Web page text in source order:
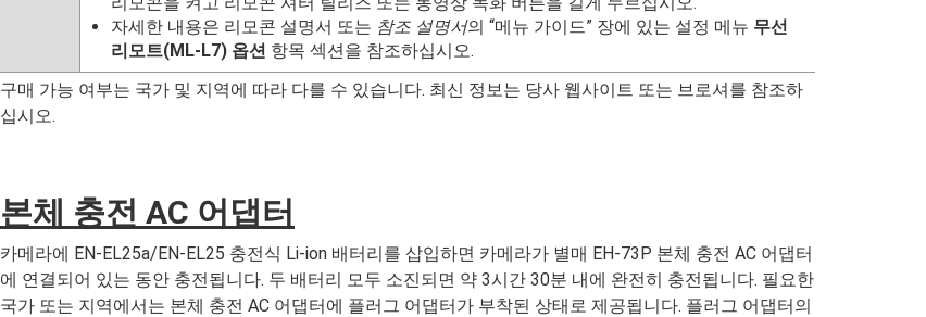
자세한 내용은 리모콘 설명서 또는 참조 설명서의 “메뉴 가이드” 장에 있는 설정 메뉴 무선
리모트(ML-L7) 옵션 항목 섹션을 참조하십시오.
구매 가능 여부는 국가 및 지역에 따라 다를 수 있습니다. 최신 정보는 당사 웹사이트 또는 브로셔를 참조하
십시오.
본체 충전 AC 어댑터
카메라에 EN-EL25a/EN-EL25 충전식 Li-ion 배터리를 삽입하면 카메라가 별매 EH-73P 본체 충전 AC 어댑터
에 연결되어 있는 동안 충전됩니다. 두 배터리 모두 소진되면 약 3시간 30분 내에 완전히 충전됩니다. 필요한
국가 또는 지역에서는 본체 충전 AC 어댑터에 플러그 어댑터가 부착된 상태로 제공됩니다. 플러그 어댑터의